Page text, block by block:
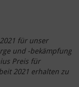
für unser
und -bekämpfung
Preis für
2021 erhalten zu